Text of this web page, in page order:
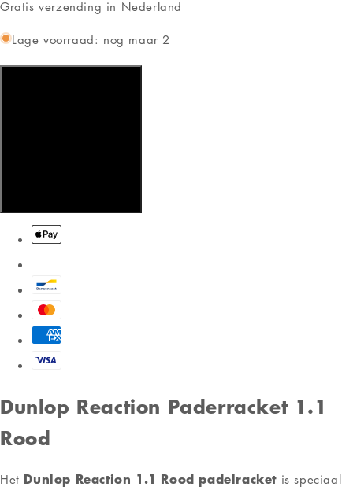
Gratis verzending in Nederland
Lage voorraad: nog maar 2
Dunlop Reaction Paderracket 1.1
Rood
Het Dunlop Reaction 1.1 Rood padelracket is speciaal